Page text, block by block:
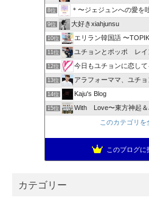
8位 ＊〜ジェジュンへの愛を
9位 大好きxiahjunsu
10位 エリラン韓国語 〜
11位 ユチョンとポッポ レイ
12位 今日もユチョンに恋して
13位 アラフォーママ、ユチ
14位 Kaju's Blog
15位 With Love〜東方神起
このカテゴリを
このブログに
カテゴリー